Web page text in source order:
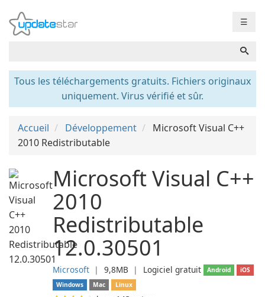
☰
Tous les téléchargements gratuits. Fichiers originaux
uniquement. Virus vérifié et sûr.
Accueil Développement
Microsoft Visual C++
2010 Redistributable
Microsoft Visual C++
2010
Redistributable
12.0.30501
Microsoft ❘ 9,8MB ❘ Logiciel gratuit Android
iOS
Windows
Mac Linux